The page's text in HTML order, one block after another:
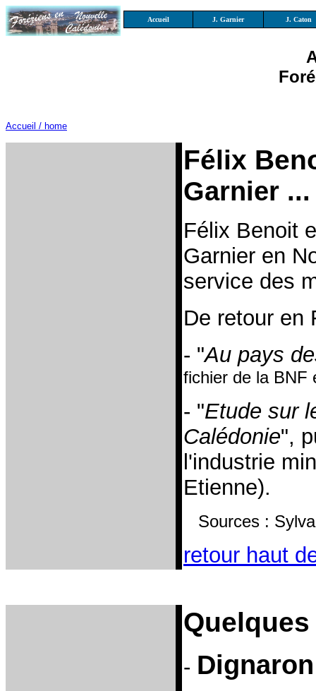
Accueil J. Garnier J. Caton
Accueil / home
Félix
Garnier ...
Félix Benoit
Garnier en
service des
De retour en
- "Au pays
fichier de la BNF
- "Etude sur
Calédonie",
l'industrie
Etienne).
Sources :
retour haut
- Dignaron